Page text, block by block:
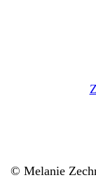
© Melanie